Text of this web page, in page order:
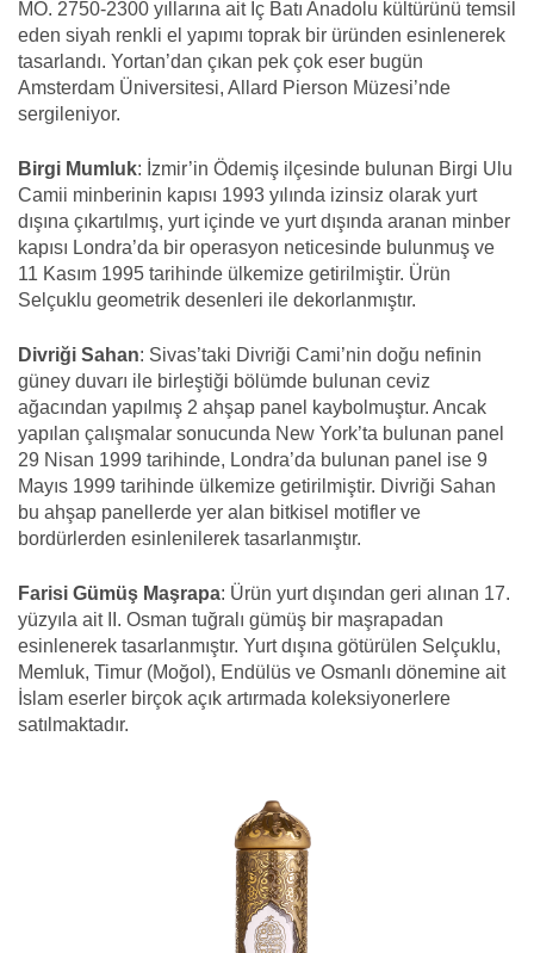
MÖ. 2750-2300 yıllarına ait İç Batı Anadolu kültürünü temsil
eden siyah renkli el yapımı toprak bir üründen esinlenerek
tasarlandı. Yortan’dan çıkan pek çok eser bugün
Amsterdam Üniversitesi, Allard Pierson Müzesi’nde
sergileniyor.
Birgi Mumluk: İzmir’in Ödemiş ilçesinde bulunan Birgi Ulu
Camii minberinin kapısı 1993 yılında izinsiz olarak yurt
dışına çıkartılmış, yurt içinde ve yurt dışında aranan minber
kapısı Londra’da bir operasyon neticesinde bulunmuş ve
11 Kasım 1995 tarihinde ülkemize getirilmiştir. Ürün
Selçuklu geometrik desenleri ile dekorlanmıştır.
Divriği Sahan: Sivas’taki Divriği Cami’nin doğu nefinin
güney duvarı ile birleştiği bölümde bulunan ceviz
ağacından yapılmış 2 ahşap panel kaybolmuştur. Ancak
yapılan çalışmalar sonucunda New York’ta bulunan panel
29 Nisan 1999 tarihinde, Londra’da bulunan panel ise 9
Mayıs 1999 tarihinde ülkemize getirilmiştir. Divriği Sahan
bu ahşap panellerde yer alan bitkisel motifler ve
bordürlerden esinlenilerek tasarlanmıştır.
Farisi Gümüş Maşrapa: Ürün yurt dışından geri alınan 17.
yüzyıla ait II. Osman tuğralı gümüş bir maşrapadan
esinlenerek tasarlanmıştır. Yurt dışına götürülen Selçuklu,
Memluk, Timur (Moğol), Endülüs ve Osmanlı dönemine ait
İslam eserler birçok açık artırmada koleksiyonerlere
satılmaktadır.